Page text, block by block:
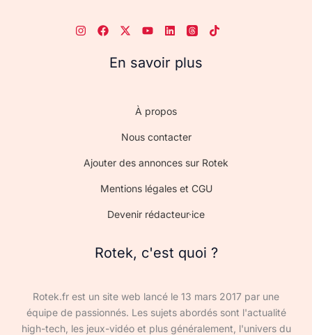
En savoir plus
À propos
Nous contacter
Ajouter des annonces sur Rotek
Mentions légales et CGU
Devenir rédacteur·ice
Rotek, c'est quoi ?
Rotek.fr est un site web lancé le 13 mars 2017 par une
équipe de passionnés. Les sujets abordés sont l'actualité
high-tech, les jeux-vidéo et plus généralement, l'univers du